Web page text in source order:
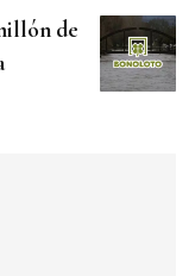
de